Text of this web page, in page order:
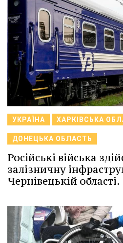
УКРАЇНА ХАРКІВСЬКА
ДОНЕЦЬКА ОБЛАСТЬ
Російські війська
залізничну
Чернівецькій області.